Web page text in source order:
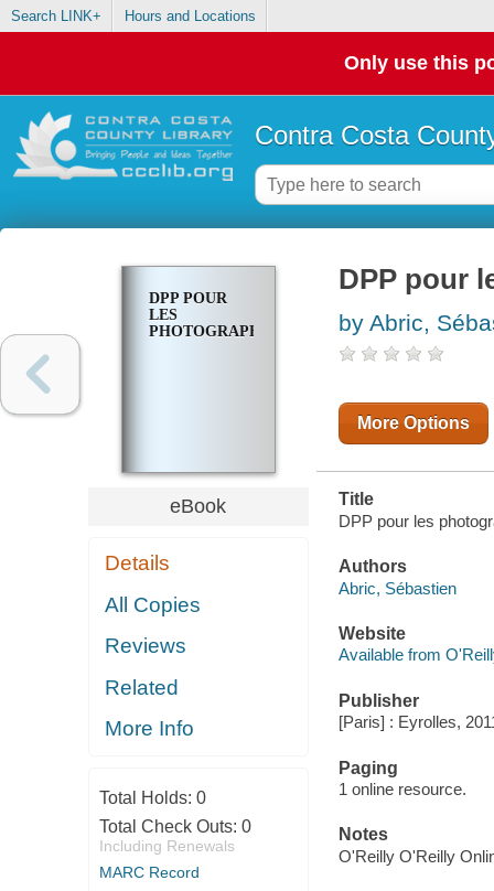
Search LINK+ Hours and Locations
Only use this
Contra Costa
DPP POUR
LES
PHOTOGRAPHES
eBook
Details
All Copies
Reviews
Related
More Info
Total Holds: 0
Total Check Outs: 0
Including Renewals
MARC Record
DPP pour
by Abric,
More Options
Title
DPP pour les
Authors
Abric, Sébastien
Website
Available from
Publisher
[Paris] : Eyrolles,
Paging
1 online resource.
Notes
O'Reilly O'Reilly